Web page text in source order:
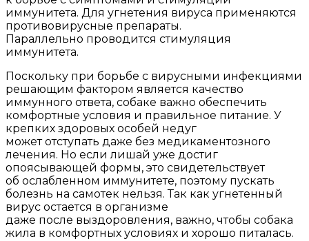
иммунитета. Для угнетения вируса применяются
противовирусные препараты.
Параллельно проводится стимуляция
иммунитета.
Поскольку при борьбе с вирусными инфекциями
решающим фактором является качество
иммунного ответа, собаке важно обеспечить
комфортные условия и правильное питание. У
крепких здоровых особей недуг
может отступать даже без медикаментозного
лечения. Но если лишай уже достиг
опоясывающей формы, это свидетельствует
об ослабленном иммунитете, поэтому пускать
болезнь на самотек нельзя. Так как угнетенный
вирус остается в организме
даже после выздоровления, важно, чтобы собака
жила в комфортных условиях и хорошо питалась.